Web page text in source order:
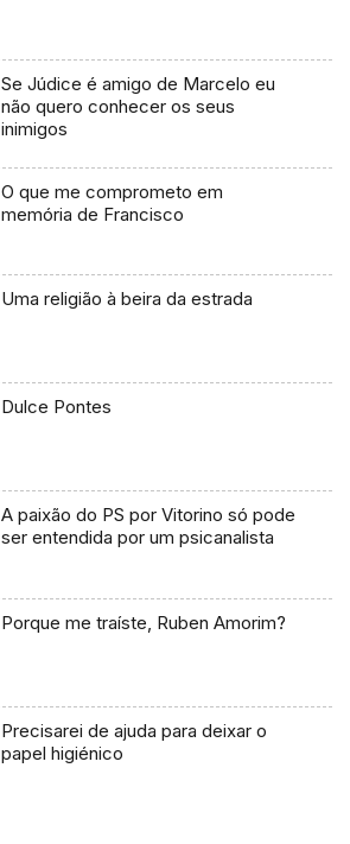
Se Júdice é amigo de Marcelo eu
não quero conhecer os seus
inimigos
O que me comprometo em
memória de Francisco
Uma religião à beira da estrada
Dulce Pontes
A paixão do PS por Vitorino só pode
ser entendida por um psicanalista
Porque me traíste, Ruben Amorim?
Precisarei de ajuda para deixar o
papel higiénico